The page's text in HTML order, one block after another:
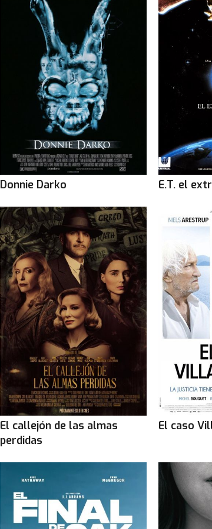
OCine - Granollers
Divendres 7 de agost
Dissabte 8 de agost
Diumenge 9 de agost
Dilluns 10 de agost
:
Dimarts 11 de agost :
Dimecres 12 de agost
Dijous 13 de agost
:
Yelmo Cines -
Divendres 7 de agost
Dissabte 8 de agost:
Diumenge 9 de agost
Dilluns 10 de agost:
Dimarts 11 de agost
Cinemes Full -
Divendres 7 de agost
21.20(VOSE)
Dissabte 8 de agost
(VOSE)
Diumenge 9 de agost
21.20
Dilluns 10 de agost:
(VOSE)
Dimarts 11 de agost:
(VOSE)
Dijous 13 de agost
:
(VOSE)
Donnie Darko E.T. el
El callejón de las almas
perdidas
El caso